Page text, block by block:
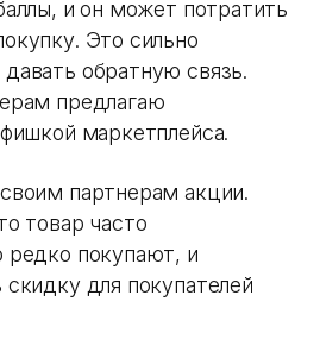
и он может потратить
Это сильно
обратную связь.
предлагаю
маркетплейса.
партнерам акции.
товар часто
покупают, и
для покупателей